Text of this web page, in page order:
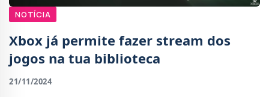
NOTÍCIA
Xbox já permite fazer stream dos
jogos na tua biblioteca
21/11/2024